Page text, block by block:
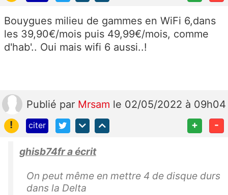
Bouygues milieu de gammes en WiFi 6,dans
les 39,90€/mois puis 49,99€/mois, comme
d'hab'.. Oui mais wifi 6 aussi..!
Publié par Mrsam le 02/05/2022 à 09h04
!
citer + -
ghisb74fr a écrit
On peut même en mettre 4 de disque durs
dans la Delta